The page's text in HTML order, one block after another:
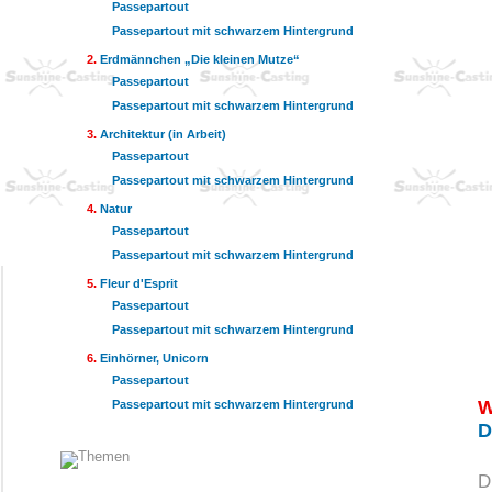
Passepartout
Passepartout mit schwarzem Hintergrund
Erdmännchen „Die kleinen Mutze“
Passepartout
Passepartout mit schwarzem Hintergrund
Architektur (in Arbeit)
Passepartout
Passepartout mit schwarzem Hintergrund
Natur
Passepartout
Passepartout mit schwarzem Hintergrund
Fleur d'Esprit
Passepartout
Passepartout mit schwarzem Hintergrund
Einhörner, Unicorn
Passepartout
Passepartout mit schwarzem Hintergrund